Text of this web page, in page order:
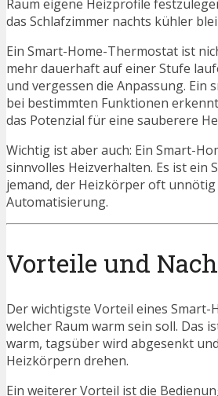
Raum eigene Heizprofile
das Schlafzimmer nachts kühler
Ein Smart-Home-Thermostat ist
mehr dauerhaft auf einer Stufe
und vergessen die Anpassung.
bei bestimmten Funktionen
das Potenzial für eine sauberere
Wichtig ist aber auch: Ein Smart-
sinnvolles Heizverhalten. Es ist
jemand, der Heizkörper oft
Automatisierung.
Vorteile und
Der wichtigste Vorteil eines
welcher Raum warm sein soll. Das
warm, tagsüber wird abgesenkt
Heizkörpern drehen.
Ein weiterer Vorteil ist die